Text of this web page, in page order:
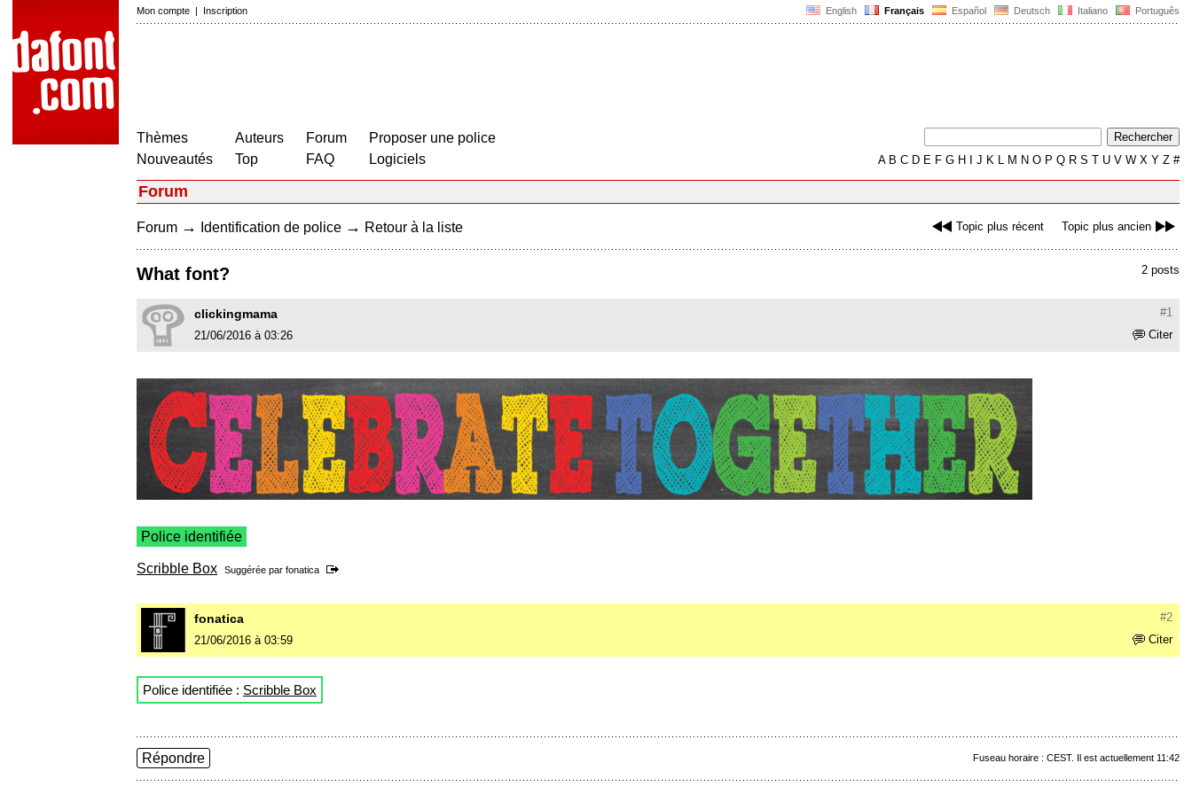
English Français Español Deutsch Italiano Português
Mon compte | Inscription
Thèmes
Nouveautés
Auteurs
Top
Forum
FAQ
Proposer une police
Logiciels
AB C D E F G H J K L M N O P Q R S T U V W X Y Z #
Forum
Topic plus récent Topic plus ancien
Forum → Identification de police → Retour à la liste
2 posts
What font?
#1
clickingmama
Citer
21/06/2016 à 03:26
Police identifiée
Scribble Box Suggérée par fonatica
#2
fonatica
Citer
21/06/2016 à 03:59
Police identifiée : Scribble Box
Fuseau horaire : CEST. Il est actuellement 11:42
Répondre